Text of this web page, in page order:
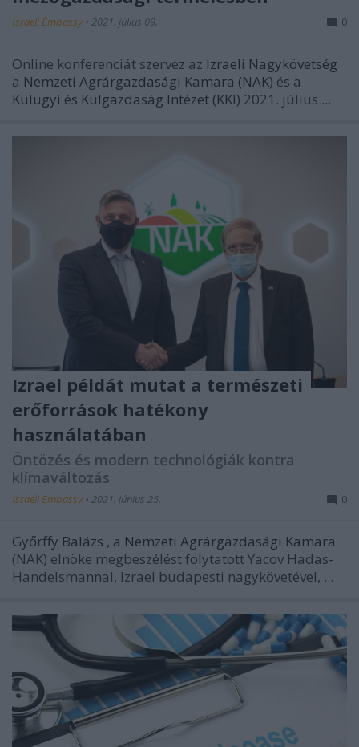
Israeli Embassy • 2021. július 09. 0
Online konferenciát szervez az Izraeli Nagykövetség
a Nemzeti Agrárgazdasági Kamara (NAK) és a
Külügyi és Külgazdaság Intézet (KKI) 2021. július ...
Izrael példát mutat a természeti
erőforrások hatékony
használatában
Öntözés és modern technológiák kontra
klímaváltozás
Israeli Embassy • 2021. június 25. 0
Győrffy Balázs , a Nemzeti Agrárgazdasági Kamara
(NAK) elnöke megbeszélést folytatott Yacov Hadas-
Handelsmannal, Izrael budapesti nagykövetével, ...